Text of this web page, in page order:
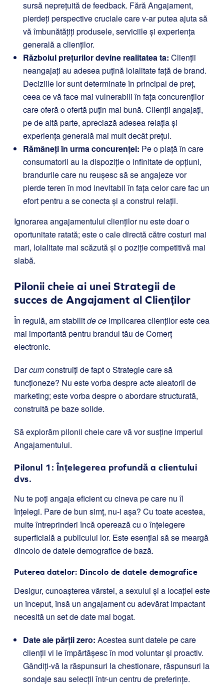
sursă neprețuită de feedback. Fără Angajament,
pierdeți perspective cruciale care v-ar putea ajuta să
vă îmbunătățiți produsele, serviciile și experiența
generală a clienților.
Războiul prețurilor devine realitatea ta: Clienții
neangajați au adesea puțină loialitate față de brand.
Deciziile lor sunt determinate în principal de preț,
ceea ce vă face mai vulnerabili în fața concurenților
care oferă o ofertă puțin mai bună. Clienții angajați,
pe de altă parte, apreciază adesea relația și
experiența generală mai mult decât prețul.
Rămâneți în urma concurenței: Pe o piață în care
consumatorii au la dispoziție o infinitate de opțiuni,
brandurile care nu reușesc să se angajeze vor
pierde teren în mod inevitabil în fața celor care fac un
efort pentru a se conecta și a construi relații.
Ignorarea angajamentului clienților nu este doar o
oportunitate ratată; este o cale directă către costuri mai
mari, loialitate mai scăzută și o poziție competitivă mai
slabă.
Pilonii cheie ai unei Strategii de
succes de Angajament al Clienților
În regulă, am stabilitde ce implicarea clienților este cea
mai importantă pentru brandul tău de Comerț
electronic.
Darcumconstruiți de fapt o Strategie care să
funcționeze? Nu este vorba despre acte aleatorii de
marketing; este vorba despre o abordare structurată,
construită pe baze solide.
Să explorăm pilonii cheie care vă vor susține imperiul
Angajamentului.
Pilonul 1: Înțelegerea profundă a clientului
dvs.
Nu te poți angaja eficient cu cineva pe care nu îl
înțelegi. Pare de bun simț, nu-i așa? Cu toate acestea,
multe întreprinderi încă operează cu o înțelegere
superficială a publicului lor. Este esențial să se meargă
dincolo de datele demografice de bază.
Puterea datelor: Dincolo de datele demografice
Desigur, cunoașterea vârstei, a sexului și a locației este
un început, însă un angajament cu adevărat impactant
necesită un set de date mai bogat.
Date ale părții zero: Acestea sunt datele pe care
clienții vi le împărtășesc în mod voluntar și proactiv.
Gândiți-vă la răspunsuri la chestionare, răspunsuri la
sondaje sau selecții într-un centru de preferințe.